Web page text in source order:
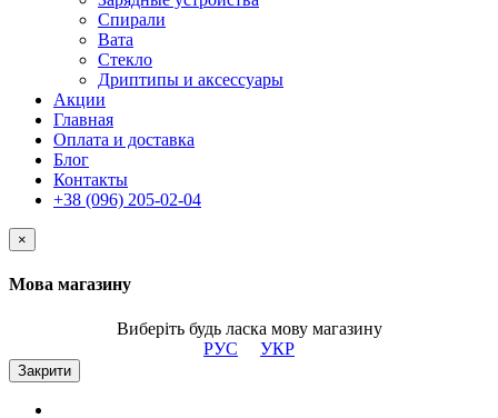
Спирали
Вата
Стекло
Дриптипы и аксессуары
Акции
Главная
Оплата и доставка
Блог
Контакты
+38 (096) 205-02-04
×
Мова магазину
Виберіть будь ласка мову магазину
РУС
УКР
Закрити